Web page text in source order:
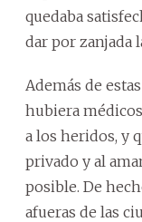
quedaba
dar por zanjada
Además de
hubiera
a los heridos, y
privado y al
posible. De
afueras de las